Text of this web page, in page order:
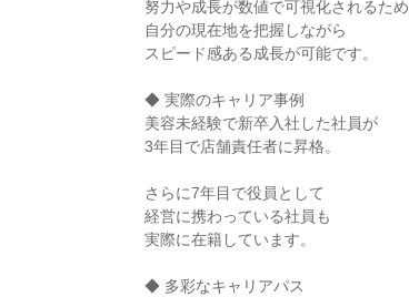
努力や成長が数値で可視化されるため
自分の現在地を把握しながら
スピード感ある成長が可能です。
◆ 実際のキャリア事例
美容未経験で新卒入社した社員が
3年目で店舗責任者に昇格。
さらに7年目で役員として
経営に携わっている社員も
実際に在籍しています。
◆ 多彩なキャリアパス